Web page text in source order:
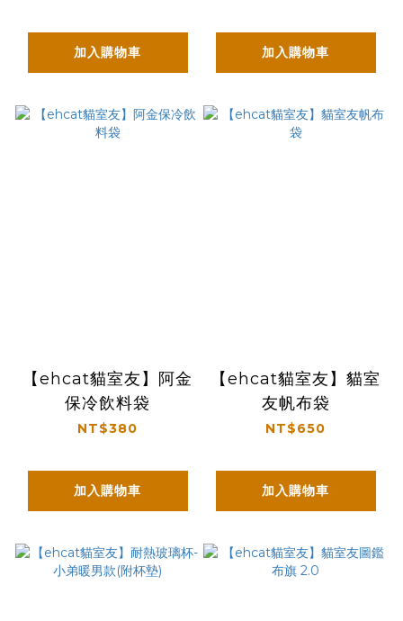
加入購物車 加入購物車
【ehcat貓室友】阿金
保冷飲料袋
NT$380
加入購物車
【ehcat貓室友】貓室
友帆布袋
NT$650
加入購物車